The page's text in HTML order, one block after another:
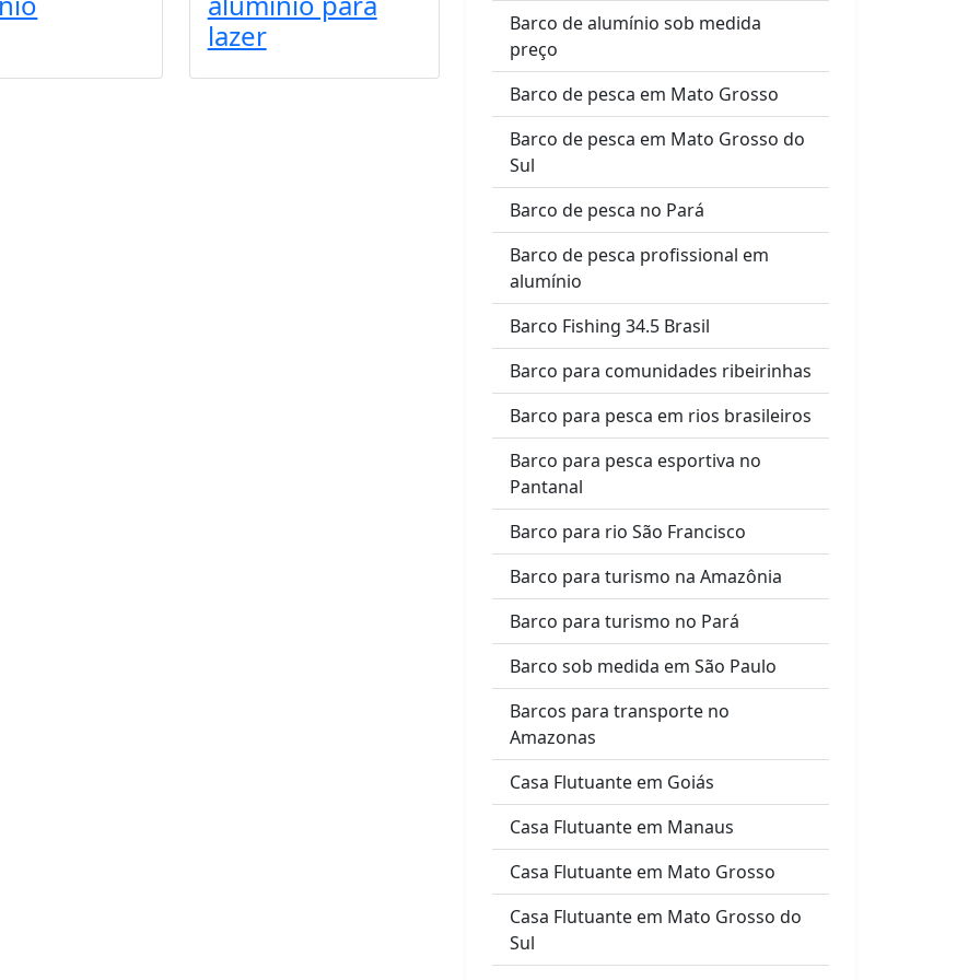
lazer
Barco de alumínio sob medida
preço
Barco de pesca em Mato Grosso
Barco de pesca em Mato Grosso do
Sul
Barco de pesca no Pará
Barco de pesca profissional em
alumínio
Barco Fishing 34.5 Brasil
Barco para comunidades ribeirinhas
Barco para pesca em rios brasileiros
Barco para pesca esportiva no
Pantanal
Barco para rio São Francisco
Barco para turismo na Amazônia
Barco para turismo no Pará
Barco sob medida em São Paulo
Barcos para transporte no
Amazonas
Casa Flutuante em Goiás
Casa Flutuante em Manaus
Casa Flutuante em Mato Grosso
Casa Flutuante em Mato Grosso do
Sul